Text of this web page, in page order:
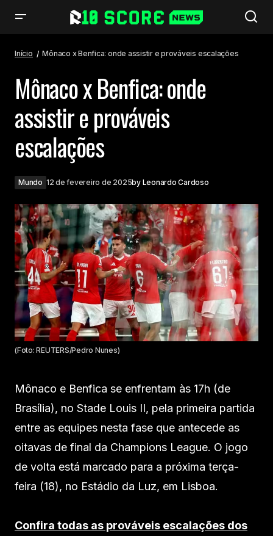
Início Mônaco x Benfica: onde assistir e prováveis escalações
Mônaco x Benfica: onde
assistir e prováveis
escalações
Mundo 12 de fevereiro de 2025by Leonardo Cardoso
(Foto: REUTERS/Pedro Nunes)
Mônaco e Benfica se enfrentam às 17h (de
Brasília), no Stade Louis II, pela primeira partida
entre as equipes nesta fase que antecede as
oitavas de final da Champions League. O jogo
de volta está marcado para a próxima terça-
feira (18), no Estádio da Luz, em Lisboa.
Confira todas as prováveis escalações dos